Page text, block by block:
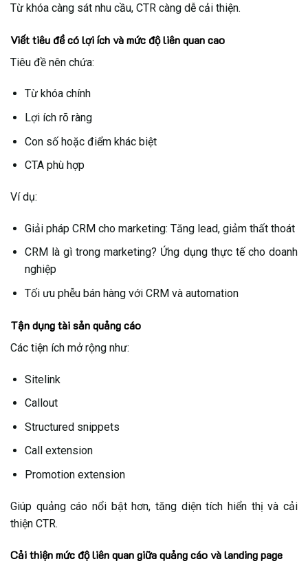
Từ khóa càng sát nhu cầu, CTR càng dễ cải thiện.
Viết tiêu đề có lợi ích và mức độ liên quan cao
Tiêu đề nên chứa:
Từ khóa chính
Lợi ích rõ ràng
Con số hoặc điểm khác biệt
CTA phù hợp
Ví dụ:
Giải pháp CRM cho marketing: Tăng lead, giảm thất thoát
CRM là gì trong marketing? Ứng dụng thực tế cho doanh
nghiệp
Tối ưu phễu bán hàng với CRM và automation
Tận dụng tài sản quảng cáo
Các tiện ích mở rộng như:
Sitelink
Callout
Structured snippets
Call extension
Promotion extension
Giúp quảng cáo nổi bật hơn, tăng diện tích hiển thị và cải
thiện CTR.
Cải thiện mức độ liên quan giữa quảng cáo và landing page